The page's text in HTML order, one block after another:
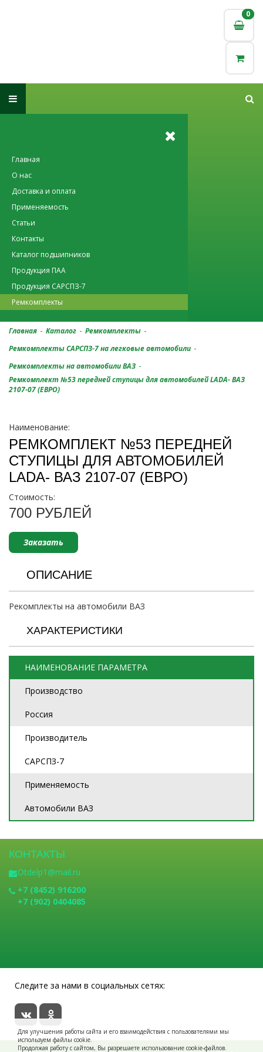
0
0
Для улучшения работы сайта и его взаимодействия с пользователями мы
используем файлы cookie.
Продолжая работу с сайтом, Вы разрешаете использование cookie-файлов.
Главная
О нас
Доставка и оплата
Применяемость
Статьи
Контакты
Каталог подшипников
Продукция ПАА
Продукция САРСПЗ-7
Ремкомплекты
Главная - Каталог - Ремкомплекты -
Ремкомплекты САРСПЗ-7 на легковые автомобили -
Ремкомплекты на автомобили ВАЗ -
Ремкомплект №53 передней ступицы для автомобилей LADA- ВАЗ
2107-07 (ЕВРО)
Наименование:
РЕМКОМПЛЕКТ №53 ПЕРЕДНЕЙ
СТУПИЦЫ ДЛЯ АВТОМОБИЛЕЙ
LADA- ВАЗ 2107-07 (ЕВРО)
Стоимость:
700 РУБЛЕЙ
Заказать
ОПИСАНИЕ
Рекомплекты на автомобили ВАЗ
ХАРАКТЕРИСТИКИ
НАИМЕНОВАНИЕ ПАРАМЕТРА
Производство
Россия
Производитель
САРСПЗ-7
Применяемость
Автомобили ВАЗ
КОНТАКТЫ
Otdelp1@mail.ru
+7 (8452) 916200
+7 (902) 0404085
Следите за нами в социальных сетях: